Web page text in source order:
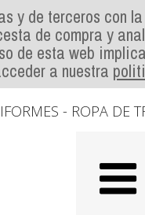
y de terceros con
de compra y
de esta web
a nuestra
- ROPA DE